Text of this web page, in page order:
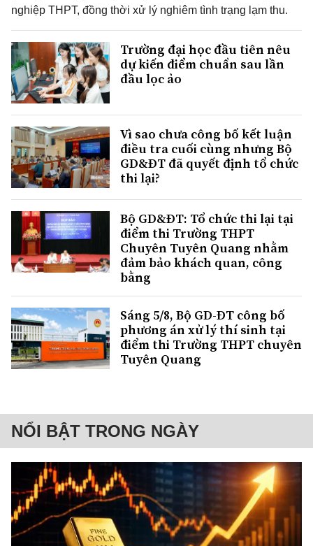
nghiệp THPT, đồng thời xử lý nghiêm tình trạng lạm thu.
Trường đại học đầu tiên nêu
dự kiến điểm chuẩn sau lần
đầu lọc ảo
Vì sao chưa công bố kết luận
điều tra cuối cùng nhưng Bộ
GD&ĐT đã quyết định tổ chức
thi lại?
Bộ GD&ĐT: Tổ chức thi lại tại
điểm thi Trường THPT
Chuyên Tuyên Quang nhằm
đảm bảo khách quan, công
bằng
Sáng 5/8, Bộ GD-ĐT công bố
phương án xử lý thí sinh tại
điểm thi Trường THPT chuyên
Tuyên Quang
NỔI BẬT TRONG NGÀY